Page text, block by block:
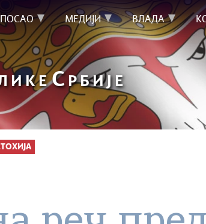
ПОСАО МЕДИЈИ ВЛАДА
С РБИЈЕ